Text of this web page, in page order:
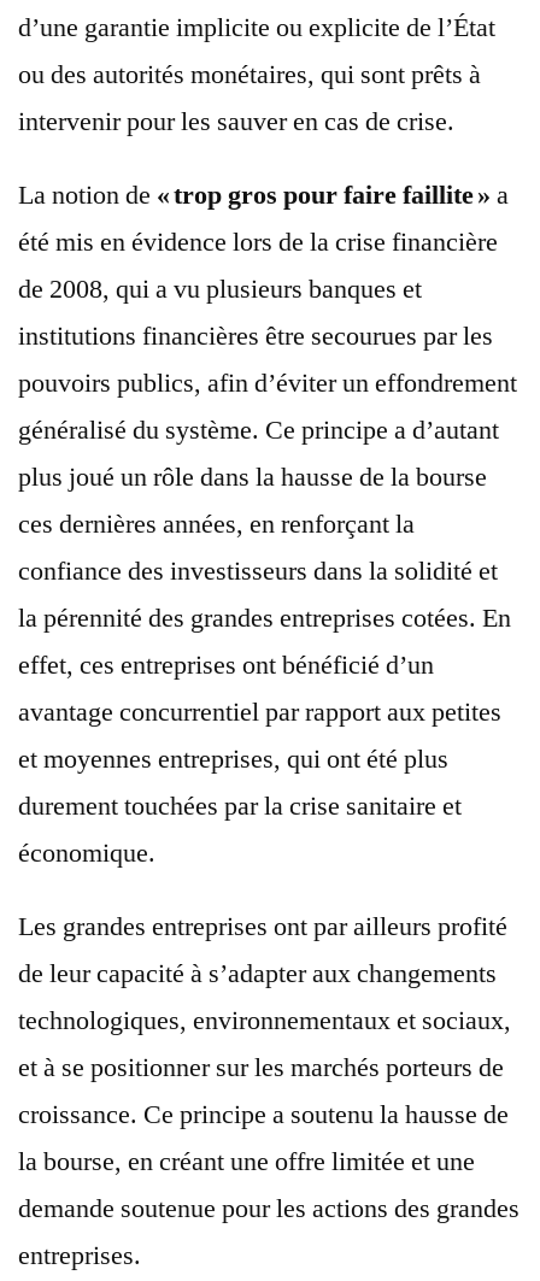
d’une garantie implicite ou explicite de l’État
ou des autorités monétaires, qui sont prêts à
intervenir pour les sauver en cas de crise.
La notion de « trop gros pour faire faillite » a
été mis en évidence lors de la crise financière
de 2008, qui a vu plusieurs banques et
institutions financières être secourues par les
pouvoirs publics, afin d’éviter un effondrement
généralisé du système. Ce principe a d’autant
plus joué un rôle dans la hausse de la bourse
ces dernières années, en renforçant la
confiance des investisseurs dans la solidité et
la pérennité des grandes entreprises cotées. En
effet, ces entreprises ont bénéficié d’un
avantage concurrentiel par rapport aux petites
et moyennes entreprises, qui ont été plus
durement touchées par la crise sanitaire et
économique.
Les grandes entreprises ont par ailleurs profité
de leur capacité à s’adapter aux changements
technologiques, environnementaux et sociaux,
et à se positionner sur les marchés porteurs de
croissance. Ce principe a soutenu la hausse de
la bourse, en créant une offre limitée et une
demande soutenue pour les actions des grandes
entreprises.